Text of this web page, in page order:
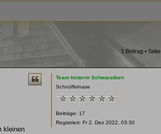
1 Beitrag • Seite
Team hinterm Schwarzdorn
Schnüffelnase
Beiträge: 17
Registriert: Fr 2. Dez 2022, 03:30
kleinen